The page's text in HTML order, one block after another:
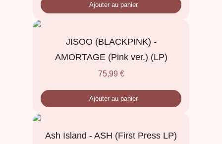
Ajouter au panier
JISOO (BLACKPINK) -
AMORTAGE (Pink ver.) (LP)
75,99 €
Ajouter au panier
Ash Island - ASH (First Press LP)